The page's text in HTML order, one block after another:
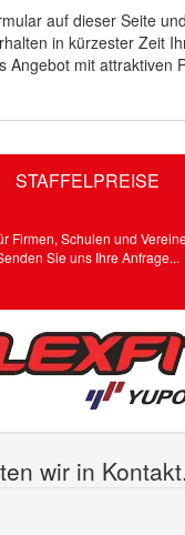
STAFFELPREISE
Firmen, Schulen und
Sie uns Ihre Anfrage...
wir in
auf dieser Seite
in kürzester Zeit
Angebot mit attraktiven